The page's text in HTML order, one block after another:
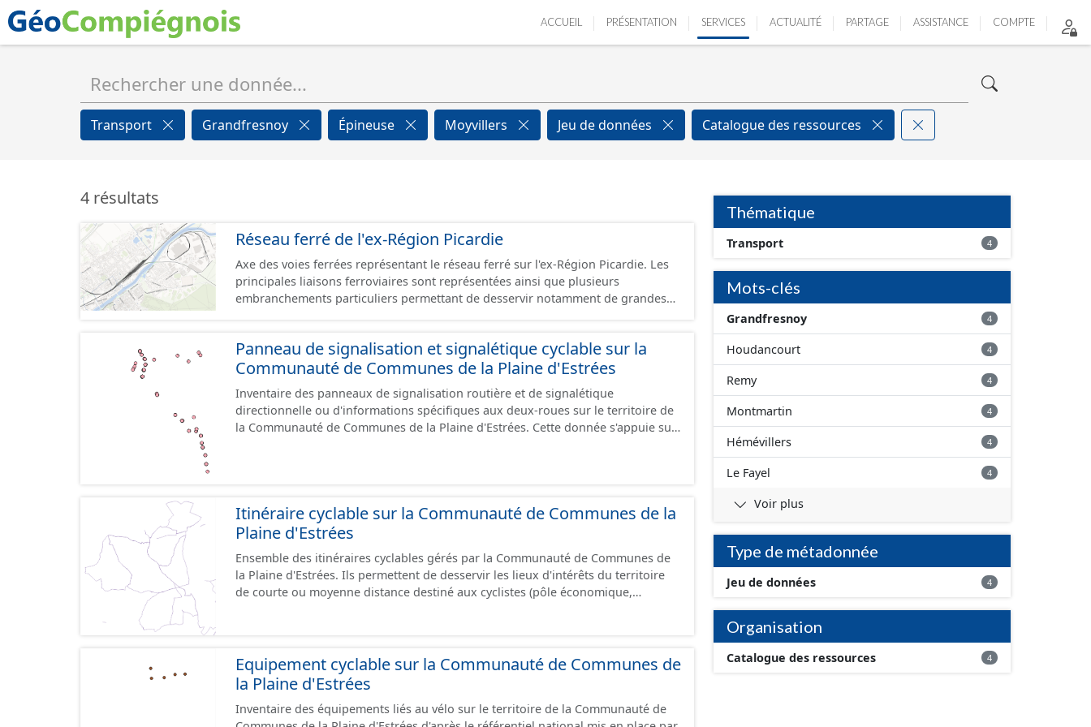
ACCUEIL PRÉSENTATION SERVICES ACTUALITÉ PARTAGE ASSISTANCE COMPTE
Transport Grandfresnoy Épineuse Moyvillers Jeu de données Catalogue des ressources
4 résultats
Réseau ferré de l'ex-Région Picardie
Axe des voies ferrées représentant le réseau ferré sur l'ex-Région Picardie. Les
principales liaisons ferroviaires sont représentées ainsi que plusieurs
embranchements particuliers permettant de desservir notamment de grandes
Panneau de signalisation et signalétique cyclable sur la
Communauté de Communes de la Plaine d'Estrées
Inventaire des panneaux de signalisation routière et de signalétique
directionnelle ou d'informations spécifiques aux deux-roues sur le territoire de
la Communauté de Communes de la Plaine d'Estrées. Cette donnée s'appuie sur
Itinéraire cyclable sur la Communauté de Communes de la
Plaine d'Estrées
Ensemble des itinéraires cyclables gérés par la Communauté de Communes de
la Plaine d'Estrées. Ils permettent de desservir les lieux d'intérêts du territoire
de courte ou moyenne distance destiné aux cyclistes (pôle économique,
piétonne, bandes cyclables ou jalonnement sur chaussée. Les itinéraires ne sont
pas des aménagements mais une succession d’aménagements de natures
diverses et parfois ils peuvent emprunter des tronçons de voies non aménagés
pour assurer une continuité. Ce jeu de données comprend uniquement les
Equipement cyclable sur la Communauté de Communes de
la Plaine d'Estrées
Inventaire des équipements liés au vélo sur le territoire de la Communauté de
Thématique
Transport 4
Mots-clés
Grandfresnoy 4
Houdancourt 4
Remy 4
Montmartin 4
Hémévillers 4
Le Fayel 4
Voir plus
Type de métadonnée
Jeu de données 4
Organisation
Catalogue des ressources 4